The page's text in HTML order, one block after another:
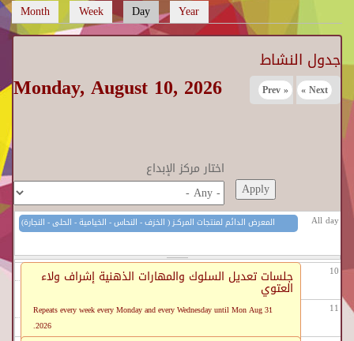
Primary tabs
Month Week Day(active tab)
Year
جدول النشاط
Monday, August 10, 2026 « Prev Next »
اختار مركز الإبداع
All day
المعرض الدائم لمنتجات المركـز ( الخزف - النحاس - الخيامية - الحلى - النجارة)
05
10
11
جلسات تعديل السلوك والمهارات الذهنية إشراف ولاء
العتوي
Repeats every week every Monday and every Wednesday until Mon Aug 31
2026.